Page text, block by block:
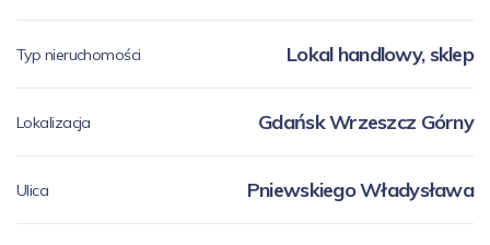
Typ nieruchomości Lokal handlowy, sklep
Lokalizacja Gdańsk Wrzeszcz Górny
Ulica Pniewskiego Władysława